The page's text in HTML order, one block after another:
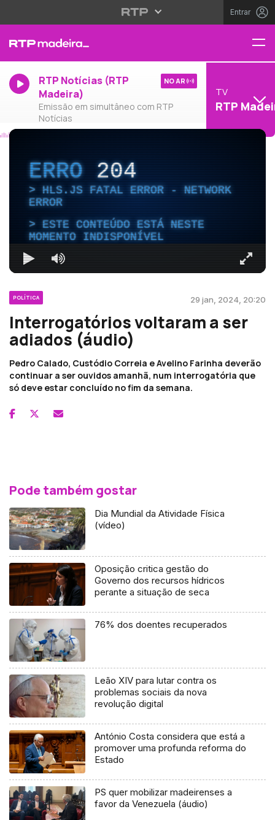
Entrar
RTP Notícias (RTP
Madeira)
Emissão em simultâneo com RTP
Notícias
NO AR
TV
RTP
ERRO204
HLS.JS FATAL ERROR - NETWORK
ERROR
ESTE CONTEÚDO ESTÁ NESTE
MOMENTO INDISPONÍVEL
POLÍTICA 29 jan, 2024, 20:20
Interrogatórios voltaram a ser
adiados (áudio)
Pedro Calado, Custódio Correia e Avelino Farinha deverão
continuar a ser ouvidos amanhã, num interrogatória que
só deve estar concluído no fim da semana.
Pode também gostar
Dia Mundial da Atividade Física
(vídeo)
Oposição critica gestão do
Governo dos recursos hídricos
perante a situação de seca
76% dos doentes recuperados
Leão XIV para lutar contra os
problemas sociais da nova
revolução digital
António Costa considera que está a
promover uma profunda reforma do
Estado
PS quer mobilizar madeirenses a
favor da Venezuela (áudio)